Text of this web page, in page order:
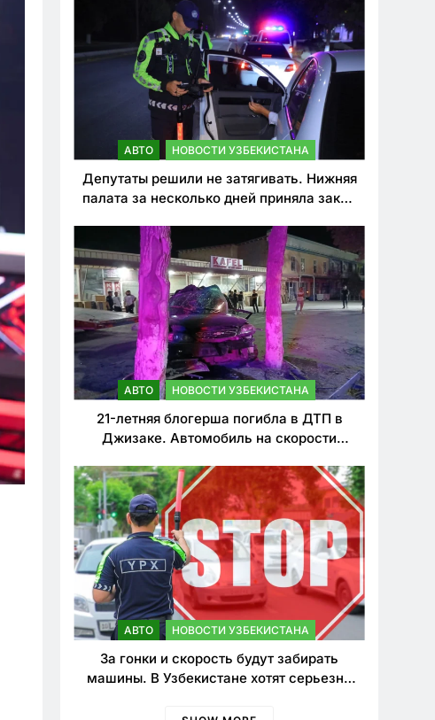
АВТО НОВОСТИ УЗБЕКИСТАНА
Депутаты решили не затягивать. Нижняя
палата за несколько дней приняла закон
нарушителей ПДД
АВТО НОВОСТИ УЗБЕКИСТАНА
21-летняя блогерша погибла в ДТП в
Джизаке. Автомобиль на скорости
АВТО НОВОСТИ УЗБЕКИСТАНА
За гонки и скорость будут забирать
машины. В Узбекистане хотят серьезно